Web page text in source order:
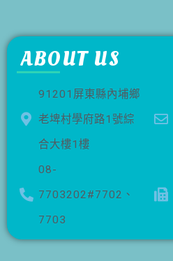
ABOUT US
91201屏東縣內埔鄉
老埤村學府路1號綜
合大樓1樓
08-
7703202#7702、
7703